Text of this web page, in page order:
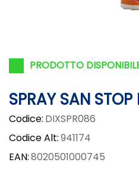
PRODOTTO
SPRAY SAN
Codice: DIXSPR086
Codice Alt:941174
EAN:8020501000745